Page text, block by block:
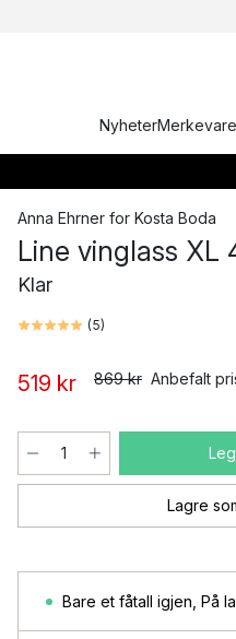
Nyheter
Anna Ehrner for Kosta Boda
Line vinglass XL
Klar
(5)
519 kr 869 kr Anbefalt
Lagre
Bare et fåtall igjen På